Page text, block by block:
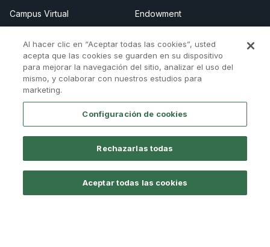
Campus Virtual
Tutorías Personales
Directorio
Aviso legal
Cita previa
Endowment
Tour virtual
Mapa del campus
Store
Canal Ético
Universidad Católica San Antonio de Murcia
(Murcia) - España
Al hacer clic en “Aceptar todas las cookies”, usted
acepta que las cookies se guarden en su dispositivo
para mejorar la navegación del sitio, analizar el uso del
mismo, y colaborar con nuestros estudios para
marketing.
Configuración de cookies
Rechazarlas todas
Aceptar todas las cookies